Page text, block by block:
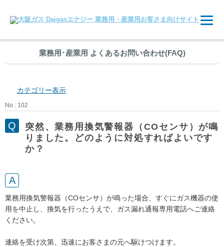
業務用 ･産業用 よくあるお問い合わせ(FAQ)
カテゴリー表示
No : 102
突然、業務用換気警報器（COセンサ）が鳴
りました。どのように対処すればよいです
か？
業務用換気警報器（COセンサ）が鳴った場合、すぐにガス機器の使
用を中止し、換気を行ったうえで、ガス漏れ通報専用電話へご連絡
ください。
連絡を受け次第、迅速にお客さまの元へ駆けつけます。